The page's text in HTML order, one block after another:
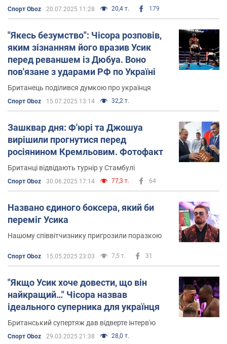
Спорт Oboz 20.07.2025 11:28 20,4 т. 179
"Якесь безумство": Чісора розповів,
яким зізнанням його вразив Усик
перед реваншем із Дюбуа. Воно
пов'язане з ударами РФ по Україні
Британець поділився думкою про українця
Спорт Oboz 15.07.2025 13:14 32,2 т.
Зашквар дня: Ф'юрі та Джошуа
вирішили прогнутися перед
росіянином Кремльовим. Фотофакт
Британці відвідають турнір у Стамбулі
Спорт Oboz 30.06.2025 17:14 77,3 т. 64
Названо єдиного боксера, який би
переміг Усика
Нашому співвітчизнику пригрозили поразкою
Спорт Oboz 15.05.2025 23:03 7,5 т. 31
"Якщо Усик хоче довести, що він
найкращий…" Чісора назвав
ідеального суперника для українця
Британський супертяж дав відверте інтерв'ю
Спорт Oboz 29.03.2025 21:38 28,0 т.